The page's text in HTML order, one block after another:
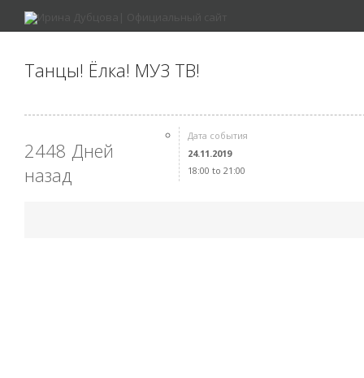
Танцы! Ёлка! МУЗ ТВ!
2448 Дней
назад
Дата события
24.11.2019
18:00 to 21:00